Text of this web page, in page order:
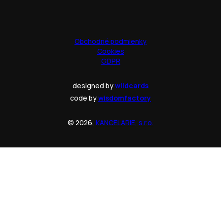
Obchodné podmienky
Cookies
GDPR
designed bywildcards
code bywisdomfactory
© 2026, KANCELARIE, s.r.o.